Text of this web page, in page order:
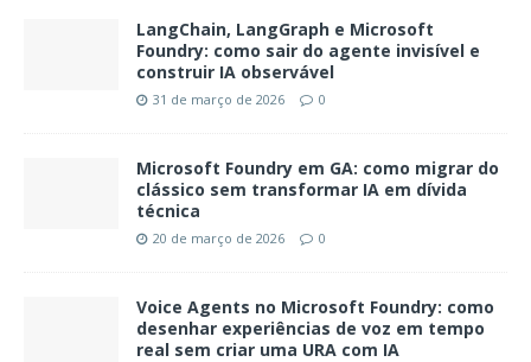
LangChain, LangGraph e Microsoft
Foundry: como sair do agente invisível e
construir IA observável
31 de março de 2026 0
Microsoft Foundry em GA: como migrar do
clássico sem transformar IA em dívida
técnica
20 de março de 2026 0
Voice Agents no Microsoft Foundry: como
desenhar experiências de voz em tempo
real sem criar uma URA com IA